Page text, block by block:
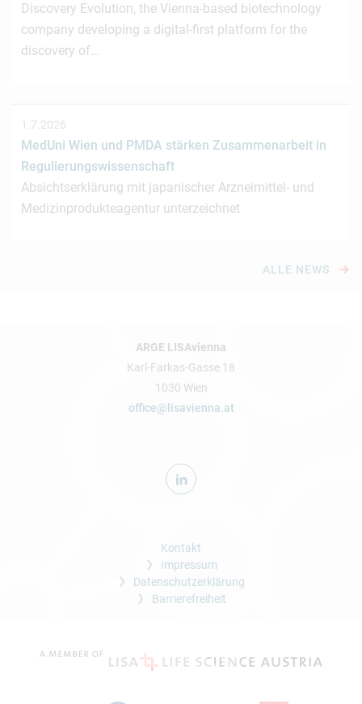
Discovery Evolution, the Vienna-based biotechnology
company developing a digital-first platform for the
discovery of…
1.7.2026
MedUni Wien und PMDA stärken Zusammenarbeit in
Regulierungswissenschaft
Absichtserklärung mit japanischer Arzneimittel- und
Medizinprodukteagentur unterzeichnet
ALLE NEWS
ARGE LISAvienna
Karl-Farkas-Gasse 18
1030 Wien
office@lisavienna.at
Kontakt
Impressum
Datenschutzerklärung
Barrierefreiheit